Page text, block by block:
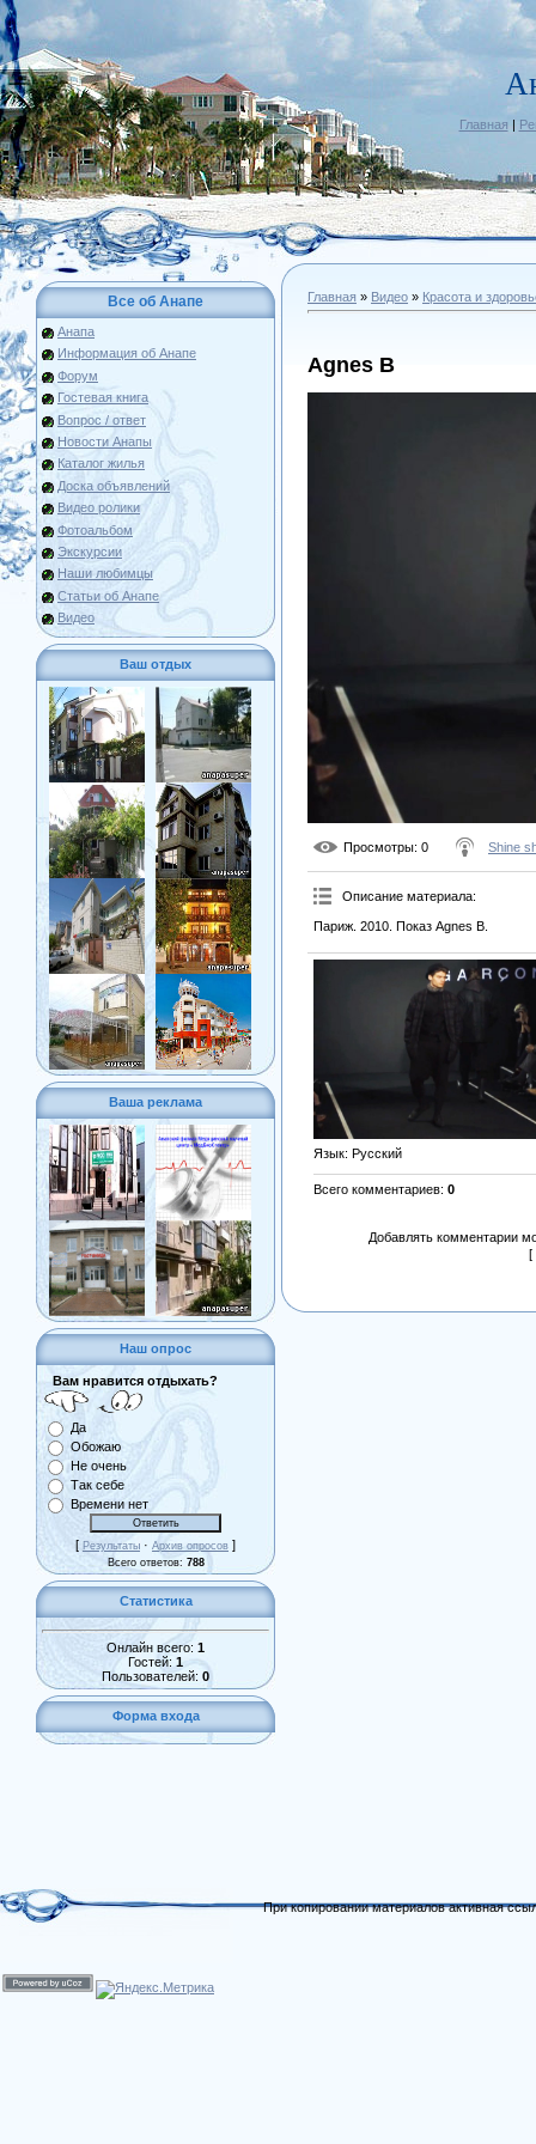
Главная |
Все об Анапе
Анапа
Информация об Анапе
Форум
Гостевая книга
Вопрос / ответ
Новости Анапы
Каталог жилья
Доска объявлений
Видео ролики
Фотоальбом
Экскурсии
Наши любимцы
Статьи об Анапе
Видео
Ваш отдых
Ваша реклама
Наш опрос
Вам нравится отдыхать?
Да
Обожаю
Не очень
Так себе
Времени нет
[ Результаты · Архив опросов ]
Всего ответов: 788
Статистика
Онлайн всего: 1
Гостей: 1
Пользователей: 0
Форма входа
Главная » Видео » Красота и
Agnes B
Просмотры: 0 Shine
Описание материала:
Париж. 2010. Показ Agnes B.
Язык: Русский
Всего комментариев: 0
Добавлять комментарии
[
При копировании материалов активная